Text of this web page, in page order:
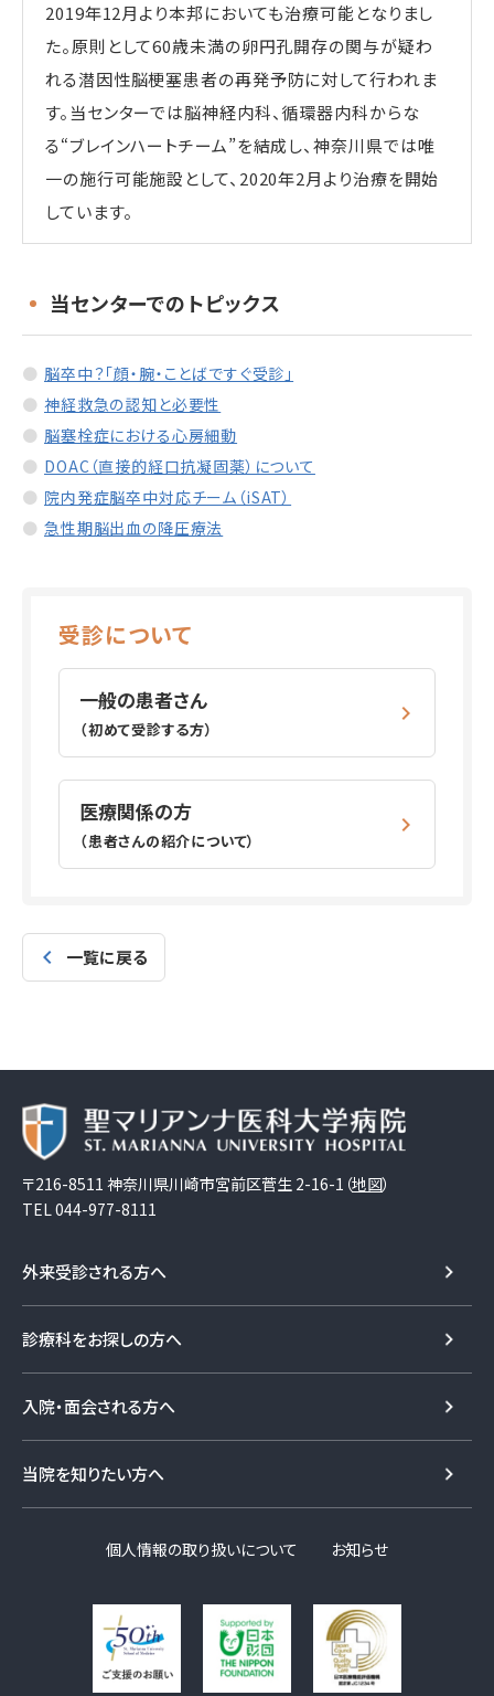
2019年12月より本邦においても治療可能となりまし
た。原則として60歳未満の卵円孔開存の関与が疑わ
れる潜因性脳梗塞患者の再発予防に対して行われま
す。当センターでは脳神経内科、循環器内科からな
る“ブレインハートチーム”を結成し、神奈川県では唯
一の施行可能施設として、2020年2月より治療を開始
しています。
当センターでのトピックス
脳卒中？「顔・腕・ことばですぐ受診」
神経救急の認知と必要性
脳塞栓症における心房細動
DOAC（直接的経口抗凝固薬）について
院内発症脳卒中対応チーム（iSAT）
急性期脳出血の降圧療法
受診について
一般の患者さん
（初めて受診する方）
医療関係の方
（患者さんの紹介について）
一覧に戻る
〒216-8511 神奈川県川崎市宮前区菅生 2-16-1（地図）
TEL044-977-8111
外来受診される方へ
診療科をお探しの方へ
入院・面会される方へ
当院を知りたい方へ
個人情報の取り扱いについて お知らせ